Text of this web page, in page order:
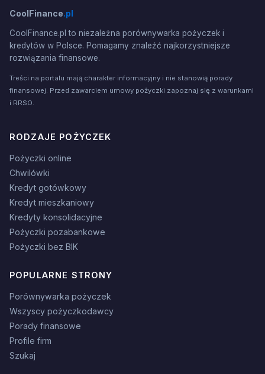
CoolFinance.pl
CoolFinance.pl to niezależna porównywarka pożyczek i
kredytów w Polsce. Pomagamy znaleźć najkorzystniejsze
rozwiązania finansowe.
Treści na portalu mają charakter informacyjny i nie stanowią porady
finansowej. Przed zawarciem umowy pożyczki zapoznaj się z warunkami
i RRSO.
RODZAJE POŻYCZEK
Pożyczki online
Chwilówki
Kredyt gotówkowy
Kredyt mieszkaniowy
Kredyty konsolidacyjne
Pożyczki pozabankowe
Pożyczki bez BIK
POPULARNE STRONY
Porównywarka pożyczek
Wszyscy pożyczkodawcy
Porady finansowe
Profile firm
Szukaj